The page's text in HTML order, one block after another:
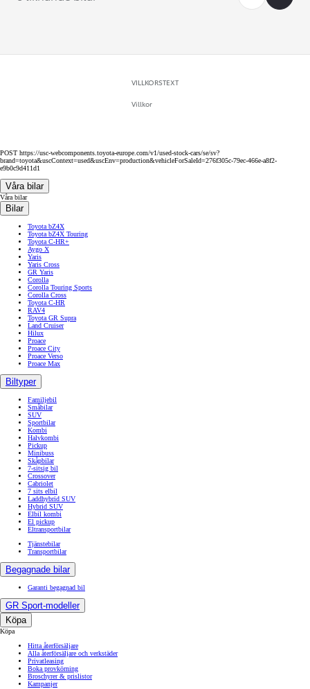
VILLKORSTEXT
Villkor
POST https://usc-webcomponents.toyota-europe.com/v1/used-stock-cars/se/sv?
brand=toyota&uscContext=used&uscEnv=production&vehicleForSaleId=276f305c-79ec-466e-a8f2-
e9b0c9d411d1
Våra bilar
Våra bilar
Bilar
Toyota bZ4X
Toyota bZ4X Touring
Toyota C-HR+
Aygo X
Yaris
Yaris Cross
GR Yaris
Corolla
Corolla Touring Sports
Corolla Cross
Toyota C-HR
RAV4
Toyota GR Supra
Land Cruiser
Hilux
Proace
Proace City
Proace Verso
Proace Max
Biltyper
Familjebil
Småbilar
SUV
Sportbilar
Kombi
Halvkombi
Pickup
Minibuss
Skåpbilar
7-sitsig bil
Crossover
Cabriolet
7 sits elbil
Laddhybrid SUV
Hybrid SUV
Elbil kombi
El pickup
Eltransportbilar
Tjänstebilar
Transportbilar
Begagnade bilar
Garanti begagnad bil
GR Sport-modeller
Köpa
Köpa
Hitta återförsäljare
Alla återförsäljare och verkstäder
Privatleasing
Boka provkörning
Broschyrer & prislistor
Kampanjer